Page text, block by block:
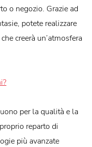
o negozio. Grazie ad
potete realizzare
creerà un’atmosfera
per la qualità e la
reparto di
più avanzate